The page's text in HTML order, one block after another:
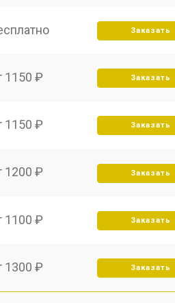
Заказать
1150 ₽ Заказать
1150 ₽ Заказать
1200 ₽ Заказать
1100 ₽ Заказать
1300 ₽ Заказать